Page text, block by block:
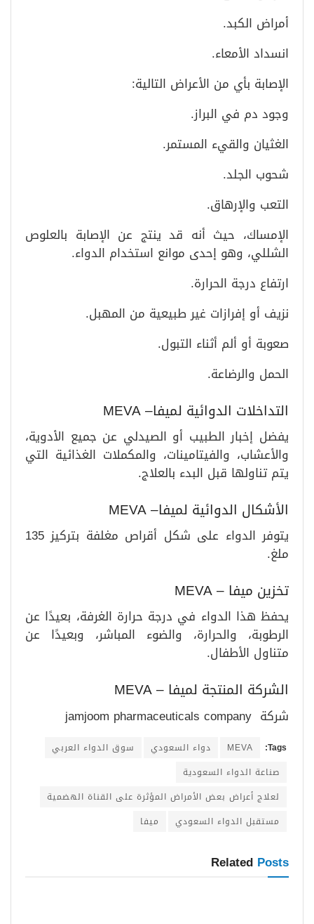
أمراض الكبد.
انسداد الأمعاء.
الإصابة بأي من الأعراض التالية:
وجود دم في البراز.
الغثيان والقيء المستمر.
شحوب الجلد.
التعب والإرهاق.
الإمساك، حيث أنه قد ينتج عن الإصابة بالعلوص
الشللي، وهو إحدى موانع استخدام الدواء.
ارتفاع درجة الحرارة.
نزيف أو إفرازات غير طبيعية من المهبل.
صعوبة أو ألم أثناء التبول.
الحمل والرضاعة.
التداخلات الدوائية لميفا– MEVA
يفضل إخبار الطبيب أو الصيدلي عن جميع الأدوية،
والأعشاب، والفيتامينات، والمكملات الغذائية التي
يتم تناولها قبل البدء بالعلاج.
الأشكال الدوائية لميفا– MEVA
يتوفر الدواء على شكل أقراص مغلفة بتركيز 135
ملغ.
تخزين ميفا – MEVA
يحفظ هذا الدواء في درجة حرارة الغرفة، بعيدًا عن
الرطوبة، والحرارة، والضوء المباشر، وبعيدًا عن
متناول الأطفال.
الشركة المنتجة لميفا – MEVA
شركة jamjoom pharmaceuticals company
Tags:
MEVA دواء السعودي
سوق الدواء العربي
صناعة الدواء السعودية
لعلاج أعراض بعض الأمراض المؤثرة على القناة الهضمية
مستقبل الدواء السعودي
ميفا
Related Posts